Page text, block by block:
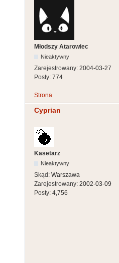
Młodszy Atarowiec
Nieaktywny
Zarejestrowany: 2004-03-27
Posty: 774
Strona
Cyprian
Kasetarz
Nieaktywny
Skąd: Warszawa
Zarejestrowany: 2002-03-09
Posty: 4,756